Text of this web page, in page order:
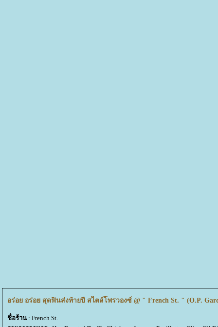
อร่อย อร่อย สุดฟินส่งท้ายปี สไตล์โพรวองซ์ @ " French St. " (O.P.
ชื่อร้าน: French St.